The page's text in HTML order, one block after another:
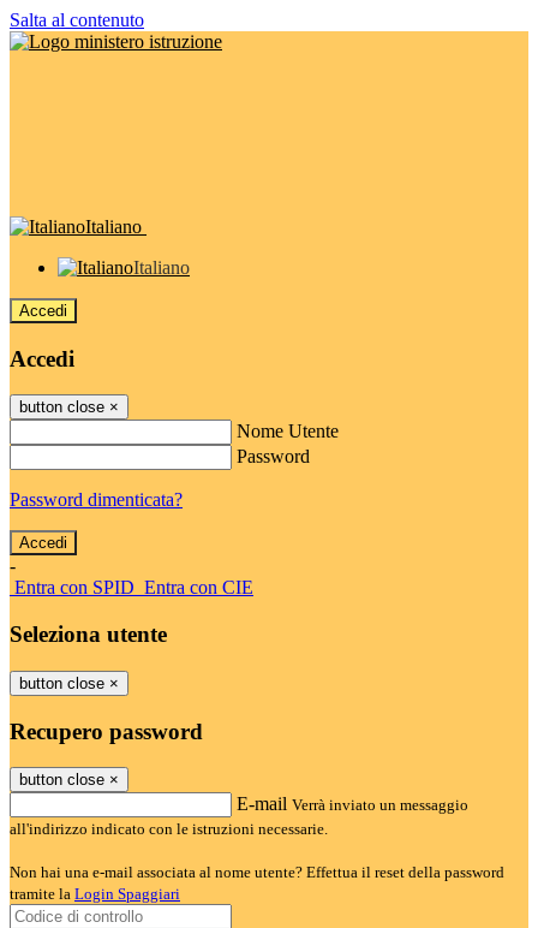
Salta al contenuto
Italiano
Italiano
Accedi
Accedi
button close ×
Nome Utente
Password
Password dimenticata?
-
Entra con SPID Entra con CIE
Seleziona utente
button close ×
Recupero password
button close ×
E-mail Verrà inviato un messaggio
all'indirizzo indicato con le istruzioni necessarie.
Non hai una e-mail associata al nome utente? Effettua il reset della password
tramite la Login Spaggiari